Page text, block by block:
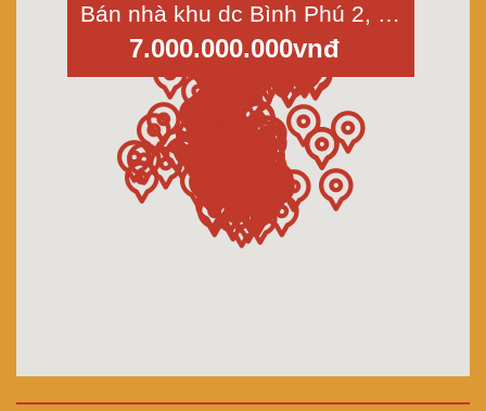
Bán nhà khu dc Bình Phú 2, phường 10, quận 6; 40m2 3 lầu góc 2 mặt tiền
7.000.000.000vnđ